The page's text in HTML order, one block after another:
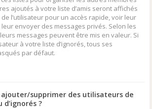
ajoutés à votre liste d’amis seront affichés
l’utilisateur pour un accès rapide, voir leur
envoyer des messages privés. Selon les
messages peuvent être mis en valeur. Si
à votre liste d’ignorés, tous ses
par défaut.
supprimer des utilisateurs de
d’ignorés ?